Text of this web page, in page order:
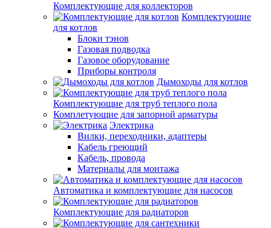
Комплектующие для коллекторов
Комплектующие
для котлов
Блоки тэнов
Газовая подводка
Газовое оборудование
Приборы контроля
Дымоходы для котлов
Комплектующие для труб теплого пола
Комплетующие для запорной арматуры
Электрика
Вилки, переходники, адаптеры
Кабель греющий
Кабель, провода
Материалы для монтажа
Автоматика и комплектующие для насосов
Комплектующие для радиаторов